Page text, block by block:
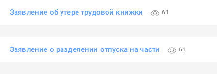
Заявление об утере трудовой книжки 61
Заявление о разделении отпуска на части 61